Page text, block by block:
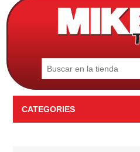
CATEGORIES